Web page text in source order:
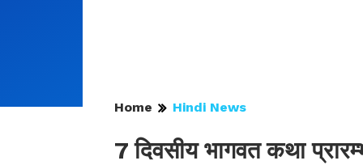
Home Hindi News
7 दिवसीय भागवत कथा